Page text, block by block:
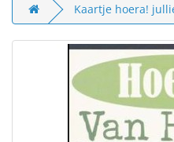
Kaartje hoera!